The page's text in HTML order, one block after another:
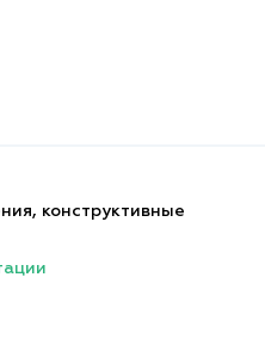
конструктивные